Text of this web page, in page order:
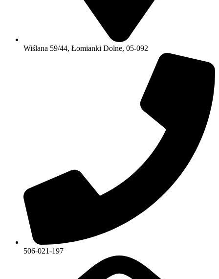
Wiślana 59/44, Łomianki Dolne, 05-092
506-021-197